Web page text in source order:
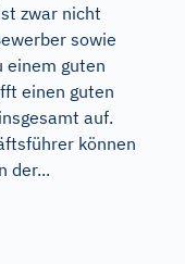
zwar nicht
sowie
einem guten
einen guten
auf.
können
der...